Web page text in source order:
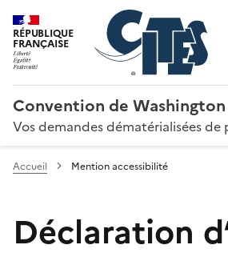
RÉPUBLIQUE
FRANÇAISE
Convention de Washington
Vos demandes dématérialisées
Accueil Mention accessibilité
Déclaration